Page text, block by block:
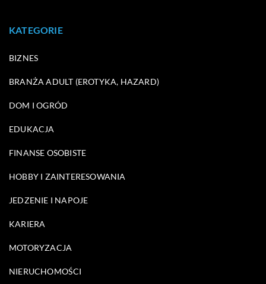
KATEGORIE
BIZNES
BRANŻA ADULT (EROTYKA, HAZARD)
DOM I OGRÓD
EDUKACJA
FINANSE OSOBISTE
HOBBY I ZAINTERESOWANIA
JEDZENIE I NAPOJE
KARIERA
MOTORYZACJA
NIERUCHOMOŚCI